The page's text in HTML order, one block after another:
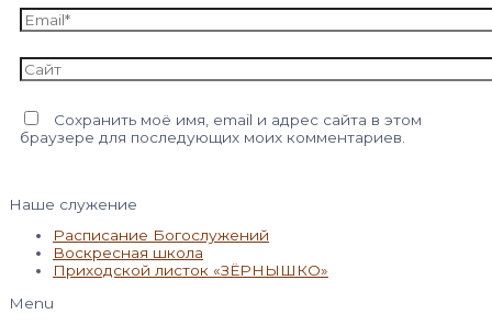
Email*
Сайт
Сохранить моё имя, email и адрес сайта в этом
браузере для последующих моих комментариев.
Наше служение
Расписание Богослужений
Воскресная школа
Приходской листок «ЗЁРНЫШКО»
Menu